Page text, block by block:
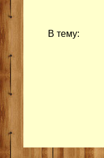
В тему: